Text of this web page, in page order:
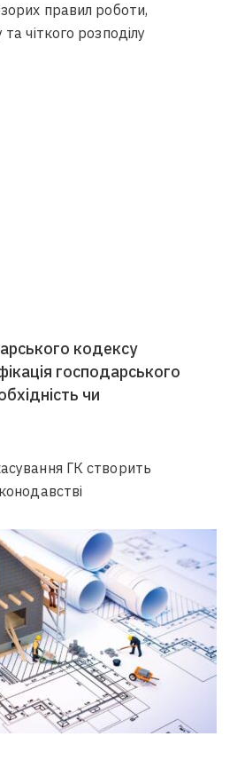
правил роботи,
чіткого розподілу
кодексу
господарського
чи
ГК створить